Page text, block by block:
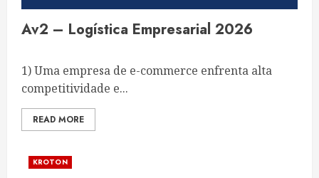
Av2 – Logística Empresarial 2026
1) Uma empresa de e-commerce enfrenta alta
competitividade e...
READ MORE
KROTON